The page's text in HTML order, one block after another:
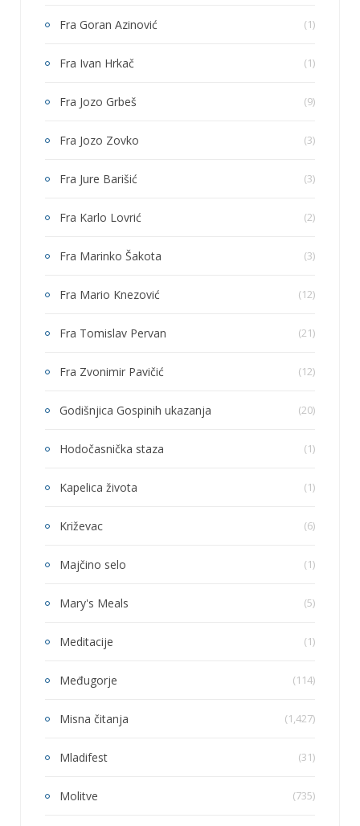
Fra Goran Azinović (1)
Fra Ivan Hrkač (1)
Fra Jozo Grbeš (9)
Fra Jozo Zovko (3)
Fra Jure Barišić (3)
Fra Karlo Lovrić (2)
Fra Marinko Šakota (3)
Fra Mario Knezović (12)
Fra Tomislav Pervan (21)
Fra Zvonimir Pavičić (12)
Godišnjica Gospinih ukazanja (20)
Hodočasnička staza (1)
Kapelica života (1)
Križevac (6)
Majčino selo (1)
Mary's Meals (5)
Meditacije (1)
Međugorje (114)
Misna čitanja (1,427)
Mladifest (31)
Molitve (735)